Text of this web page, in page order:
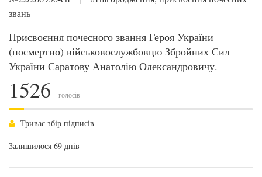
звань
Присвоєння почесного звання Героя України
(посмертно) військовослужбовцю Збройних Сил
України Саратову Анатолію Олександровичу.
1526 голосів
Триває збір підписів
Залишилося 69 днів